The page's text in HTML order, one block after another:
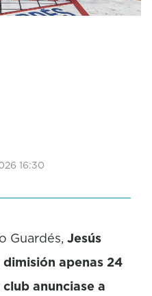
16:30
Guardés, Jesús
apenas 24
anunciase a